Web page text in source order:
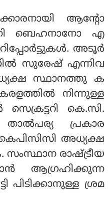
ആന്റോ
ബെഹനാനോ എ
അടൂര്‍
സുരേഷ് എന്നിവ
സ്ഥാനത്തു ക
നിന്നുള്ള
കെ.സി.
പ്രകാര
അധ്യക്ഷ
രാഷ്ട്രീയ
ആഗ്രഹിക്കുന്ന
പിടിക്കാനുള്ള ശ്രമ